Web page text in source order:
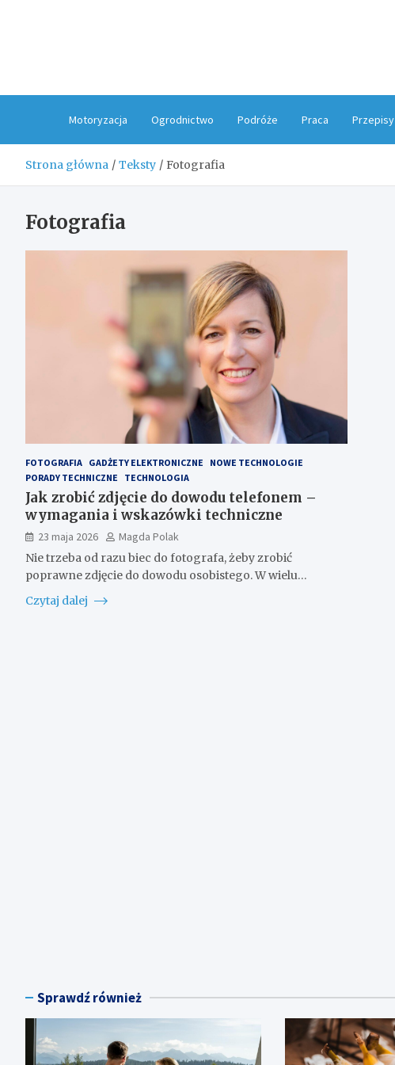
Motoryzacja Ogrodnictwo Podróże Praca Przepisy
Strona główna Teksty Fotografia
Fotografia
FOTOGRAFIA GADŻETY ELEKTRONICZNE
NOWE TECHNOLOGIE
PORADY TECHNICZNE
TECHNOLOGIA
Jak zrobić zdjęcie do dowodu telefonem –
wymagania i wskazówki techniczne
23 maja 2026
Magda Polak
Nie trzeba od razu biec do fotografa, żeby zrobić
poprawne zdjęcie do dowodu osobistego. W wielu…
Czytaj dalej
Sprawdź również